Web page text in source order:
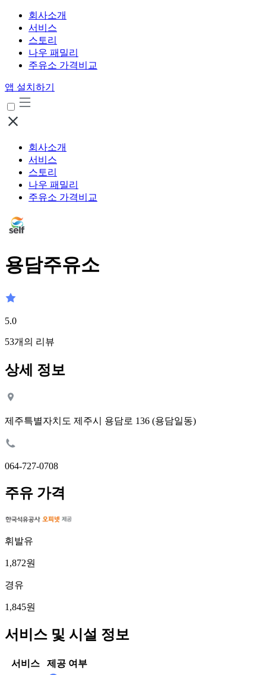
회사소개
서비스
스토리
나우 패밀리
주유소 가격비교
앱 설치하기
회사소개
서비스
스토리
나우 패밀리
주유소 가격비교
용담주유소
5.0
53개의 리뷰
상세 정보
제주특별자치도 제주시 용담로 136 (용담일동)
064-727-0708
주유 가격
휘발유
1,872원
경유
1,845원
서비스 및 시설 정보
서비스 제공 여부